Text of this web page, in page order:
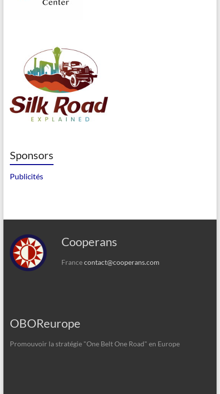
Sponsors
Publicités
Cooperans
Francecontact@cooperans.com
OBOReurope
Promouvoir la stratégie "One Belt One Road" en Europe